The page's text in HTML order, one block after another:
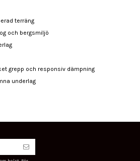
terräng
och bergsmiljö
grepp och responsiv dämpning
underlag